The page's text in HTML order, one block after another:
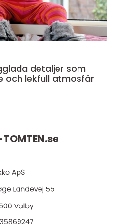
detaljer som
och lekfull atmosfär
se